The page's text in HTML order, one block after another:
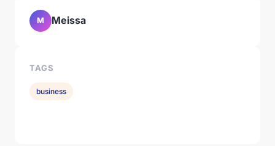
M Meissa
TAGS
business